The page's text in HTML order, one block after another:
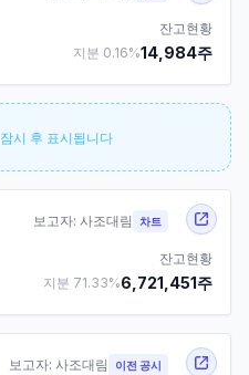
잔고현황
지분 0.16%14,984주
잠시 후 표시됩니다
보고자: 사조대림 차트
잔고현황
지분 71.33%6,721,451주
보고자: 사조대림 이전 공시